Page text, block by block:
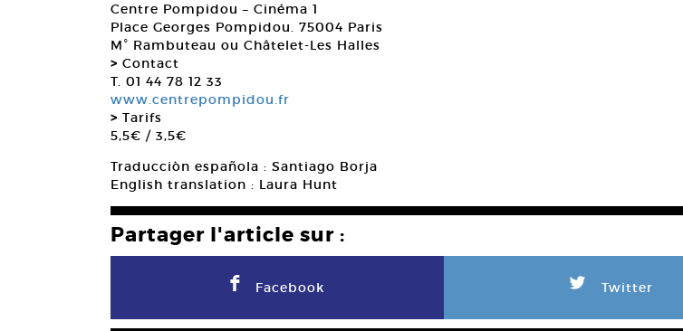
Centre Pompidou – Cinéma 1
Place Georges Pompidou. 75004 Paris
M° Rambuteau ou Châtelet-Les Halles
> Contact
T. 01 44 78 12 33
www.centrepompidou.fr
> Tarifs
5,5€ / 3,5€
Traducciòn española : Santiago Borja
English translation : Laura Hunt
Partager l'article sur :
F Facebook L Twitter